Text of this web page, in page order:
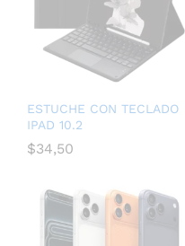
ESTUCHE CON TECLADO
IPAD 10.2
$34,50